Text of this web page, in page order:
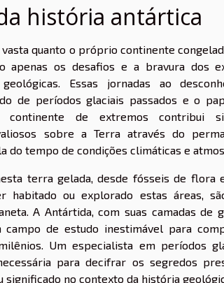
história antártica
quanto o próprio continente
apenas os desafios e a bravura dos
Essas jornadas ao
de períodos glaciais passados e o
continente de extremos contribui
sobre a Terra através do
do tempo de condições climáticas e
terra gelada, desde fósseis de flora
habitado ou explorado estas áreas,
A Antártida, com suas camadas de
campo de estudo inestimável para
Um especialista em períodos
para decifrar os segredos
no contexto da história